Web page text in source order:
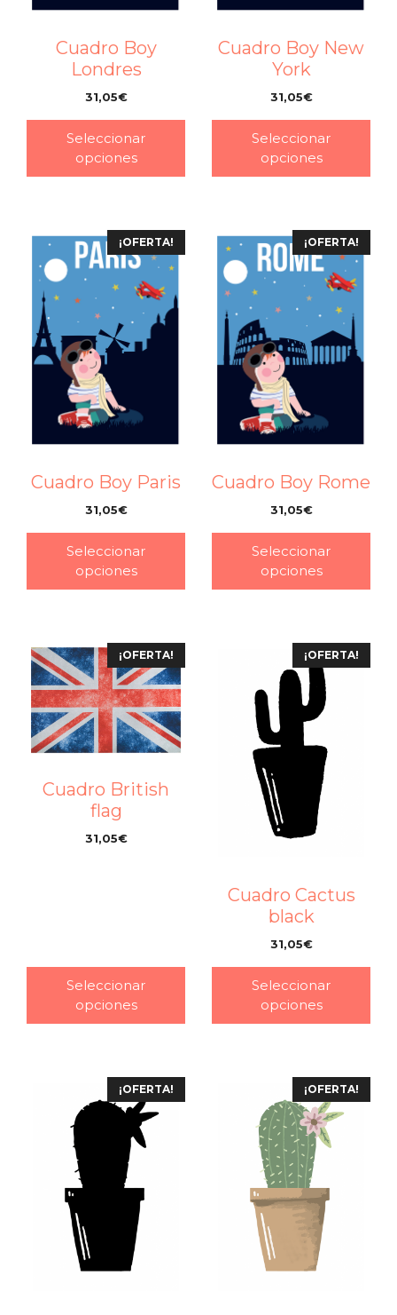
Cuadro Boy
Londres
31,05€
Seleccionar
opciones
Cuadro Boy New
York
31,05€
Seleccionar
opciones
¡OFERTA!
Cuadro Boy Paris
31,05€
Seleccionar
opciones
¡OFERTA!
Cuadro Boy Rome
31,05€
Seleccionar
opciones
¡OFERTA!
Cuadro British
flag
31,05€
Seleccionar
opciones
¡OFERTA!
Cuadro Cactus
black
31,05€
Seleccionar
opciones
¡OFERTA! ¡OFERTA!